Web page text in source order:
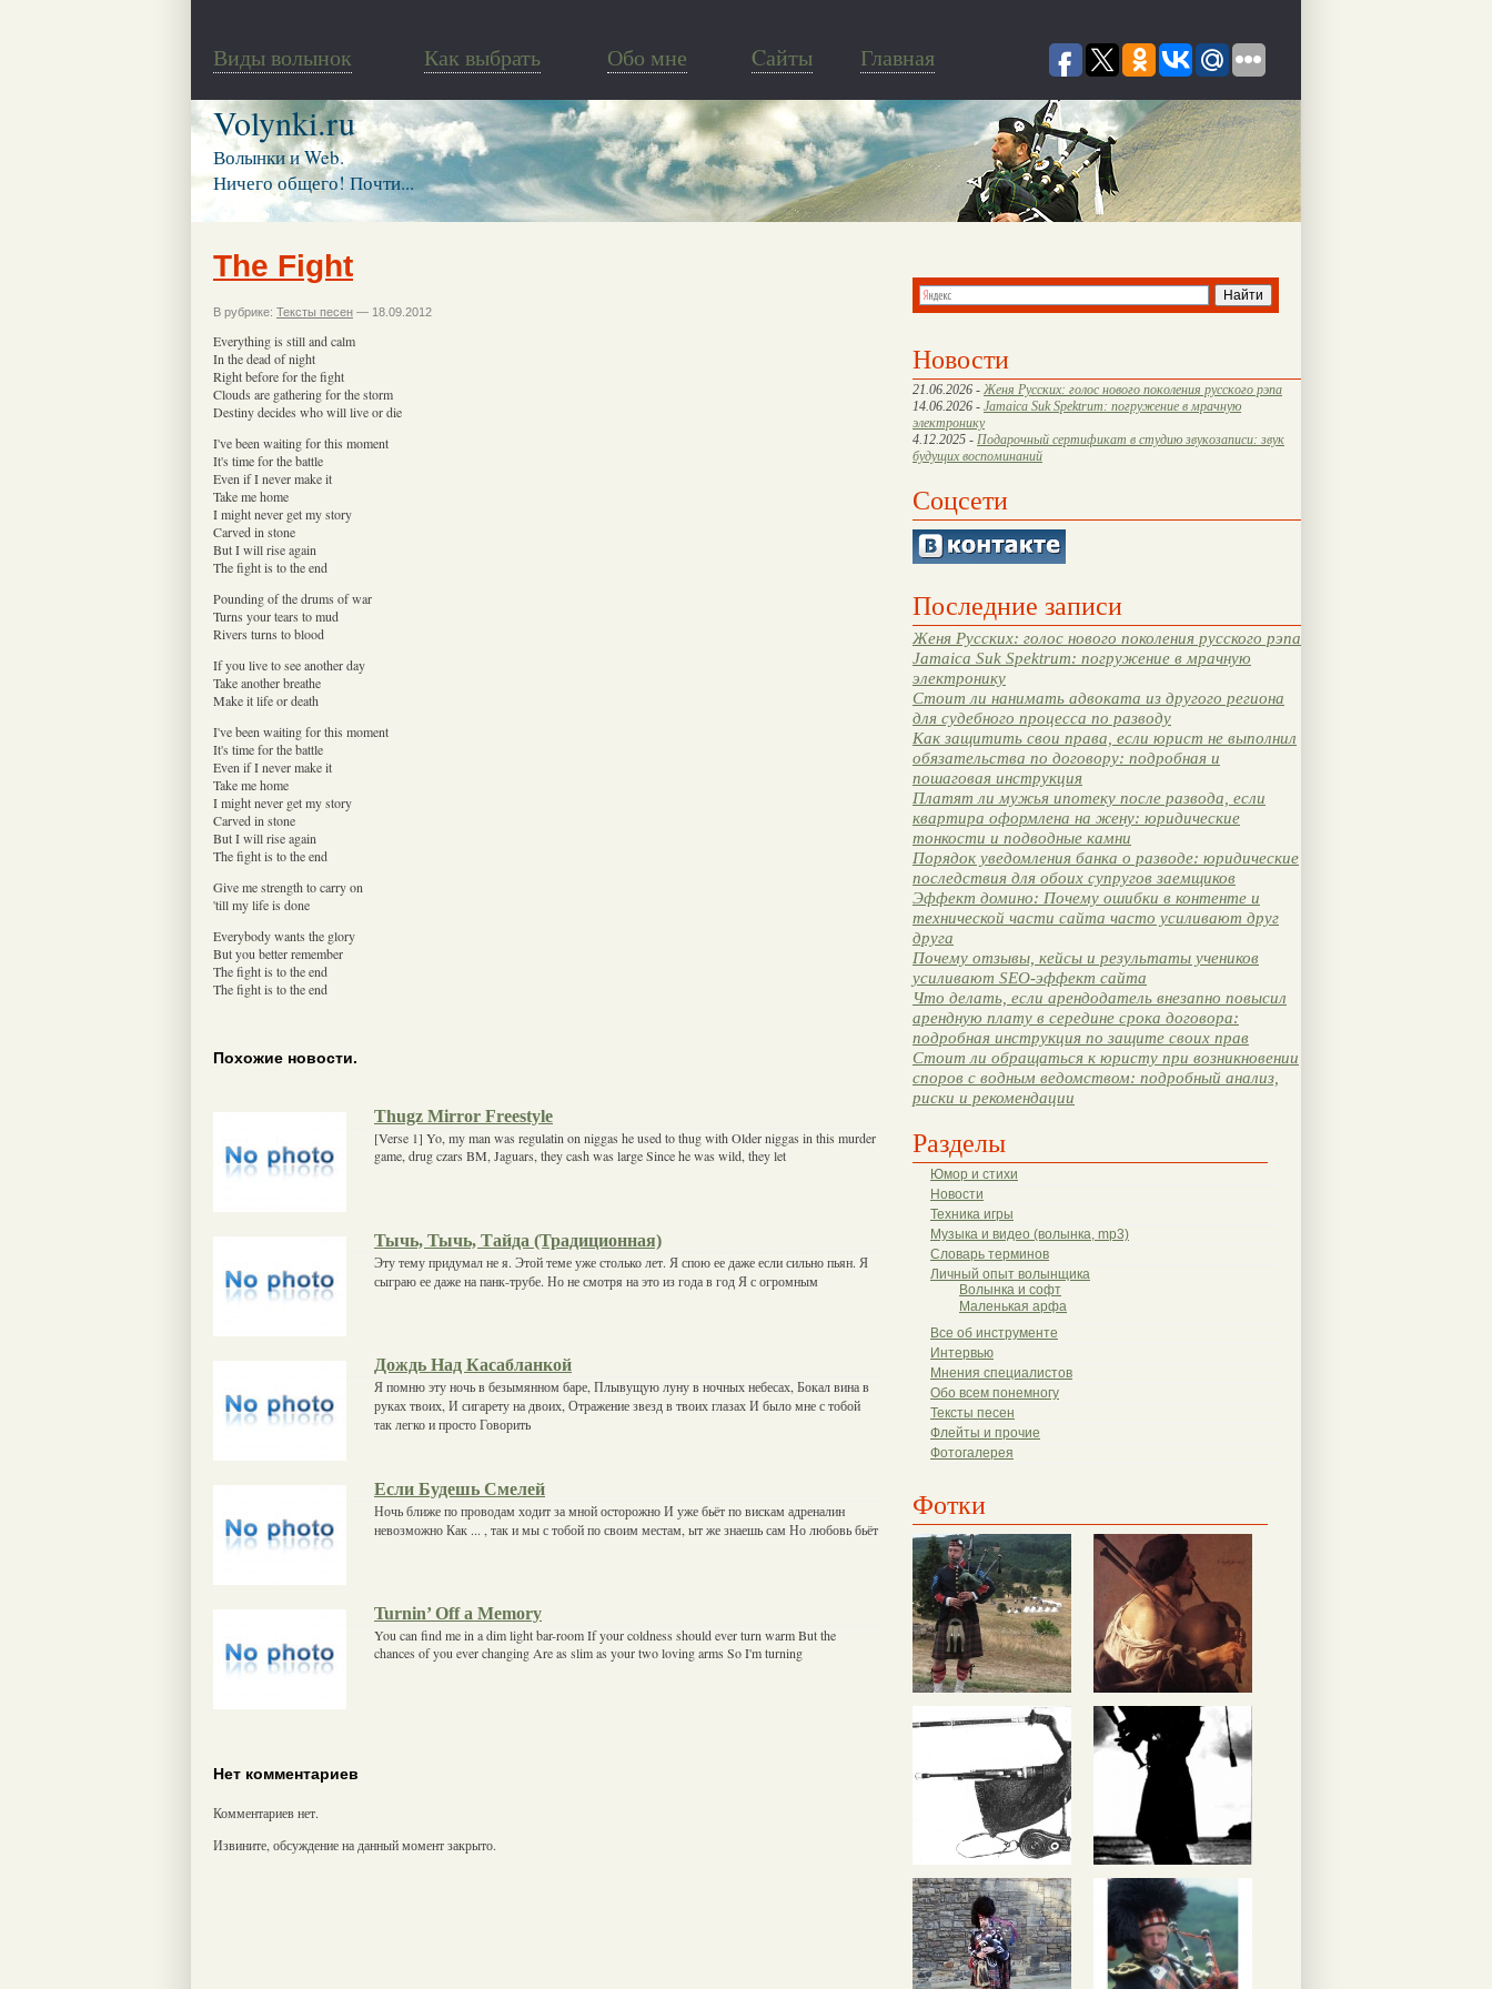
Виды волынок Как выбрать Обо мне Cайты Главная
Volynki.ru
Волынки и Web.
Ничего общего! Почти...
Новости
21.06.2026 - Женя Русских: голос нового поколения русского рэпа
14.06.2026 - Jamaica Suk Spektrum: погружение в мрачную
электронику
4.12.2025 - Подарочный сертификат в студию звукозаписи: звук
будущих воспоминаний
Соцсети
Последние записи
Женя Русских: голос нового поколения русского рэпа
Jamaica Suk Spektrum: погружение в мрачную
электронику
Стоит ли нанимать адвоката из другого региона
для судебного процесса по разводу
Как защитить свои права, если юрист не выполнил
обязательства по договору: подробная и
пошаговая инструкция
Платят ли мужья ипотеку после развода, если
квартира оформлена на жену: юридические
тонкости и подводные камни
Порядок уведомления банка о разводе: юридические
последствия для обоих супругов заемщиков
Эффект домино: Почему ошибки в контенте и
технической части сайта часто усиливают друг
друга
Почему отзывы, кейсы и результаты учеников
усиливают SEO-эффект сайта
Что делать, если арендодатель внезапно повысил
арендную плату в середине срока договора:
подробная инструкция по защите своих прав
Стоит ли обращаться к юристу при возникновении
споров с водным ведомством: подробный анализ,
риски и рекомендации
Разделы
Юмор и стихи
Новости
Техника игры
Музыка и видео (волынка, mp3)
Словарь терминов
Личный опыт волынщика
Волынка и софт
Маленькая арфа
Все об инструменте
Интервью
Мнения специалистов
Обо всем понемногу
Тексты песен
Флейты и прочие
Фотогалерея
Фотки
The Fight
В рубрике: Тексты песен — 18.09.2012
Everything is still and calm
In the dead of night
Right before for the fight
Clouds are gathering for the storm
Destiny decides who will live or die
I've been waiting for this moment
It's time for the battle
Even if I never make it
Take me home
I might never get my story
Carved in stone
But I will rise again
The fight is to the end
Pounding of the drums of war
Turns your tears to mud
Rivers turns to blood
If you live to see another day
Take another breathe
Make it life or death
I've been waiting for this moment
It's time for the battle
Even if I never make it
Take me home
I might never get my story
Carved in stone
But I will rise again
The fight is to the end
Give me strength to carry on
'till my life is done
Everybody wants the glory
But you better remember
The fight is to the end
The fight is to the end
Похожие новости.
Thugz Mirror Freestyle
[Verse 1] Yo, my man was regulatin on niggas he used to thug with Older niggas in this murder
game, drug czars BM, Jaguars, they cash was large Since he was wild, they let
Тычь, Тычь, Тайда (Традиционная)
Эту тему придумал не я. Этой теме уже столько лет. Я спою ее даже если сильно пьян. Я
сыграю ее даже на панк-трубе. Но не смотря на это из года в год Я с огромным
Дождь Над Касабланкой
Я помню эту ночь в безымянном баре, Плывущую луну в ночных небесах, Бокал вина в
руках твоих, И сигарету на двоих, Отражение звезд в твоих глазах И было мне с тобой
так легко и просто Говорить
Если Будешь Смелей
Ночь ближе по проводам ходит за мной осторожно И уже бьёт по вискам адреналин
невозможно Как ... , так и мы с тобой по своим местам, ыт же знаешь сам Но любовь бьёт
Turnin’ Off a Memory
You can find me in a dim light bar-room If your coldness should ever turn warm But the
chances of you ever changing Are as slim as your two loving arms So I'm turning
Нет комментариев
Комментариев нет.
Извините, обсуждение на данный момент закрыто.